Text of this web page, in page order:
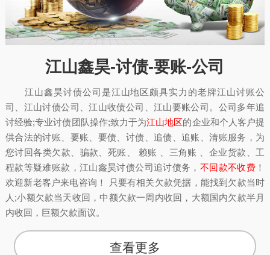
江山鑫昊-讨债-要账-公司
江山鑫昊讨债公司是江山地区颇具实力的老牌江山讨账公
司、江山讨债公司、江山收债公司、江山要账公司。公司多年追
讨经验;专业讨债团队操作;致力于为江山地区的企业和个人客户提
供合法的讨账、要账、要债、讨债、追债、追账、清账服务，为
您讨回各类欠款、骗款、死账、 赖账 、三角账 、企业货款、工
程款等疑难账款，江山鑫昊讨债公司追讨债务， 不回款不收费 ！
欢迎新老客户来电咨询！ 只要有相关欠款凭据，能找到欠款当时
人;小额欠款当天收回，中额欠款一周内收回，大额国内欠款半月
内收回，巨额欠款面议。
查看更多